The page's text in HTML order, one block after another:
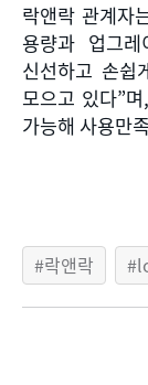
락앤락 관계자
용량과 업그
신선하고 손
모으고 있다”
가능해 사용만
락앤락